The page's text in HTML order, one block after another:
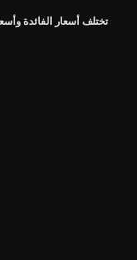
تختلف أسعار الفائدة